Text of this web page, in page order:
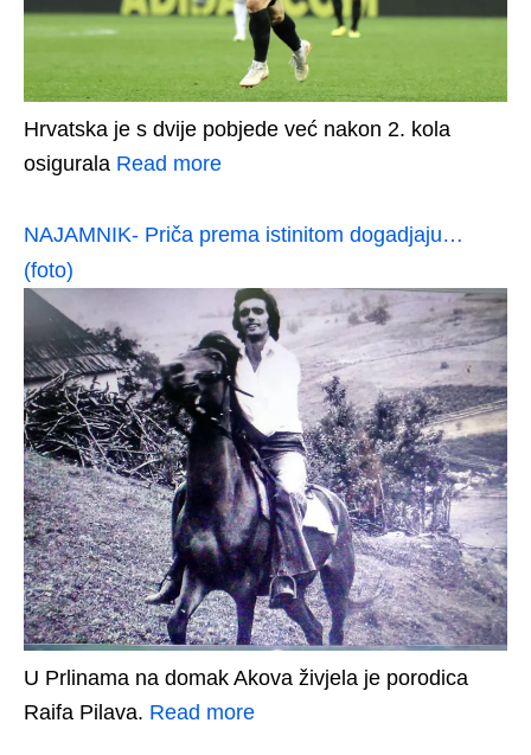
Hrvatska je s dvije pobjede već nakon 2. kola
osigurala Read more
NAJAMNIK- Priča prema istinitom dogadjaju…
(foto)
U Prlinama na domak Akova živjela je porodica
Raifa Pilava. Read more